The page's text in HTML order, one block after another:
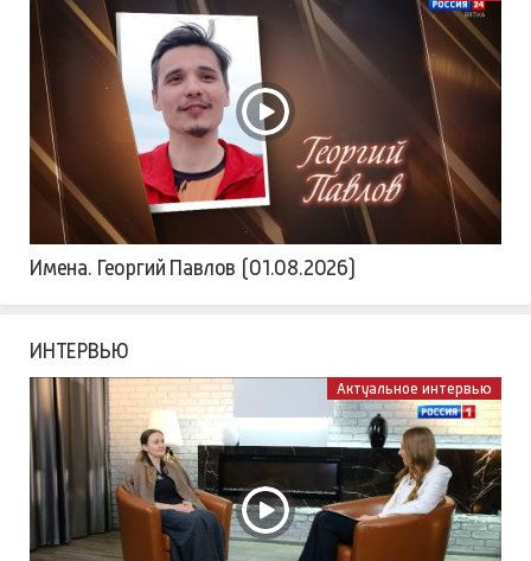
Имена. Георгий Павлов (01.08.2026)
ИНТЕРВЬЮ
Актуальное интервью